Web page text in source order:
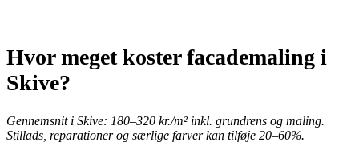
Hvor meget koster facademaling i
Skive?
Gennemsnit i Skive: 180–320 kr./m² inkl. grundrens og maling.
Stillads, reparationer og særlige farver kan tilføje 20–60%.